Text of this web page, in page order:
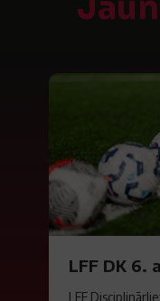
LFF DK 6.
LFF